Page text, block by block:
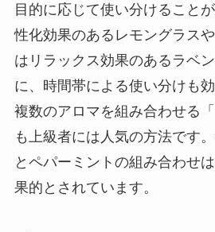
目的に応じて使い分けること
性化効果のあるレモングラス
はリラックス効果のあるラベ
に、時間帯による使い分けも
複数のアロマを組み合わせる
も上級者には人気の方法です
とペパーミントの組み合わせ
果的とされています。